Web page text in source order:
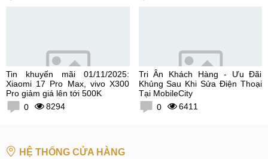
Tin khuyến mãi 01/11/2025:
Xiaomi 17 Pro Max, vivo X300
Pro giảm giá lên tới 500K
0
8294
Tri Ân Khách Hàng - Ưu Đãi
Khủng Sau Khi Sửa Điện Thoại
Tại MobileCity
0
6411
HỆ THỐNG CỬA HÀNG